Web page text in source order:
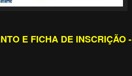
E FICHA DE INSCRIÇÃO -